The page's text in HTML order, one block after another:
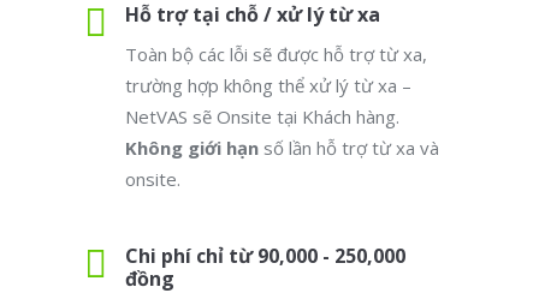
Hỗ trợ tại chỗ / xử lý từ xa
Toàn bộ các lỗi sẽ được hỗ trợ từ xa,
trường hợp không thể xử lý từ xa –
NetVAS sẽ Onsite tại Khách hàng.
Không giới hạn số lần hỗ trợ từ xa và
onsite.
Chi phí chỉ từ 90,000 - 250,000
đồng